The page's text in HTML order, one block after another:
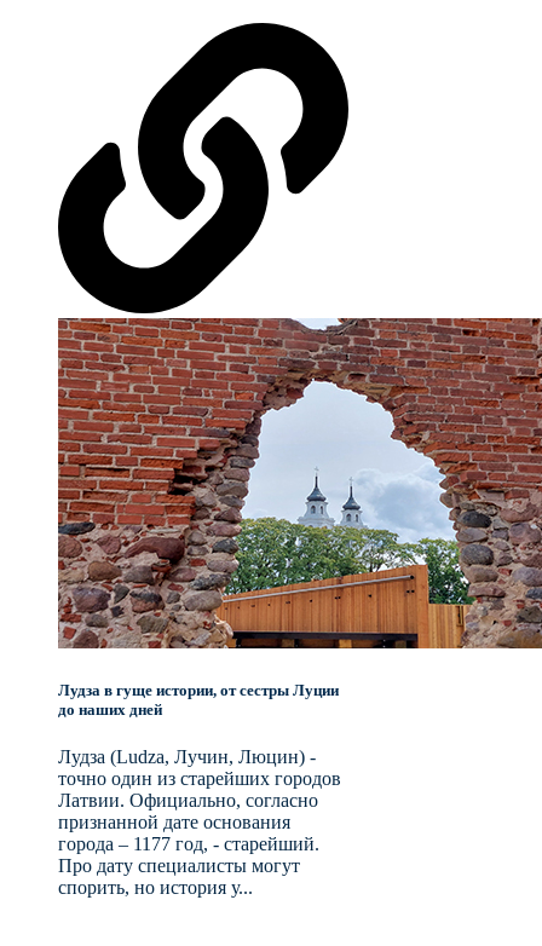
Лудза в гуще истории, от сестры Луции
до наших дней
Лудза (Ludza, Лучин, Люцин) -
точно один из старейших городов
Латвии. Официально, согласно
признанной дате основания
города – 1177 год, - старейший.
Про дату специалисты могут
спорить, но история у...